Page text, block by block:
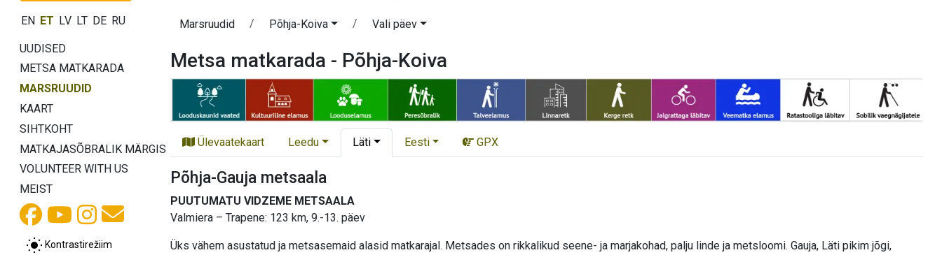
EN ET LV LT DE RU
UUDISED
METSA MATKARADA
MARSRUUDID
KAART
SIHTKOHT
MATKAJASÕBRALIK MÄRGIS
VOLUNTEER WITH US
MEIST
Kontrastirežiim
Marsruudid Põhja-Koiva Vali päev
Metsa matkarada - Põhja-Koiva
Ülevaatekaart Leedu Läti Eesti GPX
Põhja-Gauja metsaala
PUUTUMATU VIDZEME METSAALA
Valmiera – Trapene: 123 km, 9.-13. päev
Üks vähem asustatud ja metsasemaid alasid matkarajal. Metsades on rikkalikud seene- ja marjakohad, palju linde ja metsloomi. Gauja, Läti pikim jõgi,